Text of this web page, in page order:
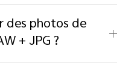
des photos de
+ JPG ?